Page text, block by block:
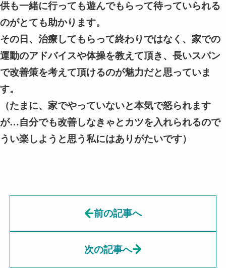
供も一緒に行っても遊んでもらって待っていられる
のがとても助かります。
その日、治療してもらって終わりではなく、家での
運動のアドバイスや体操を教えて頂き、長いスパン
で改善策を考えて頂けるのが魅力だと思っていま
す。
（たまに、家でやっていないと本気で怒られます
が…自分でも改善しなきゃとカツを入れられるので
うい楽しようと思う私にはありがたいです）
前の記事へ
次の記事へ